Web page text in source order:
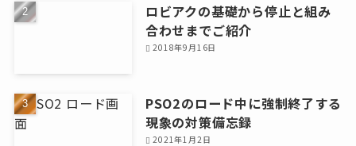
ロビアクの基礎から停止と組み
合わせまでご紹介
2018年9月16日
PSO2のロード中に強制終了する
現象の対策備忘録
2021年1月2日